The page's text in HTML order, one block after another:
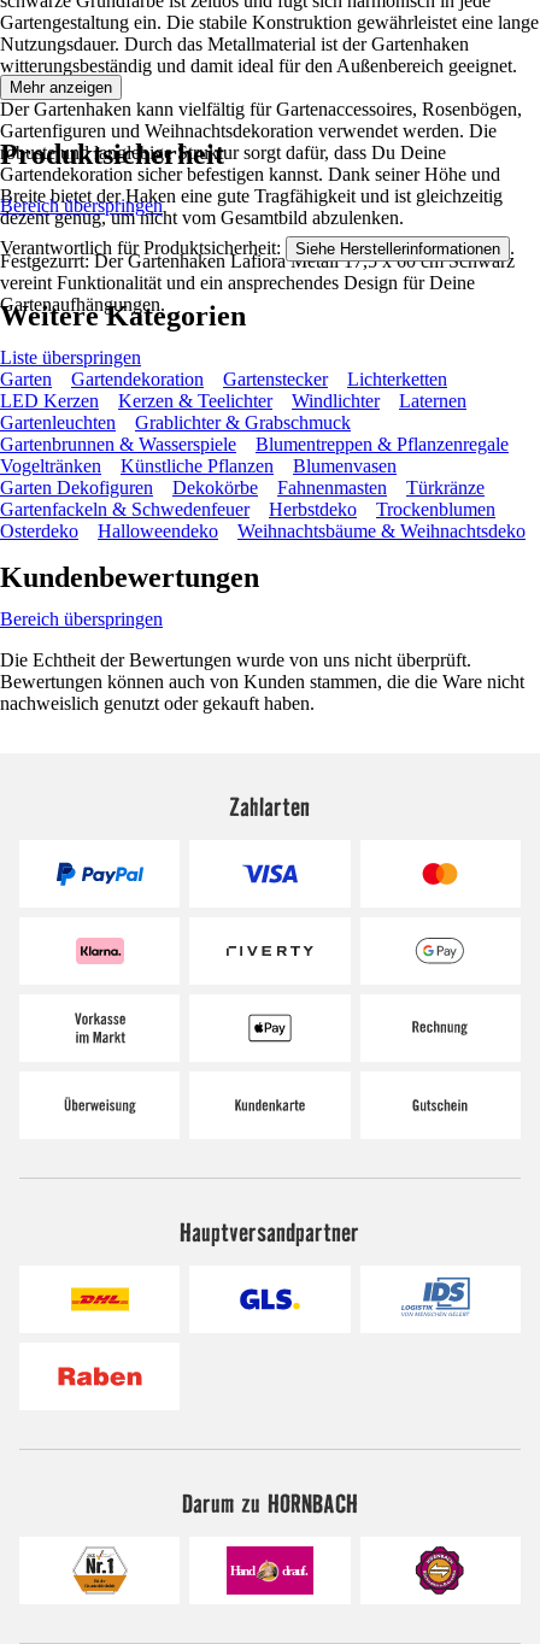
Gartengestaltung ein. Die stabile Konstruktion gewährleistet eine lange
Nutzungsdauer. Durch das Metallmaterial ist der Gartenhaken
witterungsbeständig und damit ideal für den Außenbereich geeignet.
Der Gartenhaken kann vielfältig für Gartenaccessoires, Rosenbögen,
Gartenfiguren und Weihnachtsdekoration verwendet werden. Die
robuste und langlebige Struktur sorgt dafür, dass Du Deine
Gartendekoration sicher befestigen kannst. Dank seiner Höhe und
Breite bietet der Haken eine gute Tragfähigkeit und ist gleichzeitig
dezent genug, um nicht vom Gesamtbild abzulenken.
Festgezurrt: Der Gartenhaken Lafiora Metall 17,5 x 60 cm Schwarz
vereint Funktionalität und ein ansprechendes Design für Deine
Gartenaufhängungen.
Mehr anzeigen
Produktsicherheit
Bereich überspringen
Verantwortlich für Produktsicherheit: Siehe Herstellerinformationen .
Weitere Kategorien
Liste überspringen
Garten
Gartendekoration Gartenstecker
Lichterketten
LED Kerzen
Kerzen & Teelichter Windlichter
Laternen
Gartenleuchten
Grablichter & Grabschmuck
Gartenbrunnen & Wasserspiele
Blumentreppen & Pflanzenregale
Vogeltränken
Künstliche Pflanzen
Blumenvasen
Garten Dekofiguren
Dekokörbe Fahnenmasten
Türkränze
Gartenfackeln & Schwedenfeuer
Herbstdeko
Trockenblumen
Osterdeko
Halloweendeko Weihnachtsbäume & Weihnachtsdeko
Kundenbewertungen
Bereich überspringen
Die Echtheit der Bewertungen wurde von uns nicht überprüft.
Bewertungen können auch von Kunden stammen, die die Ware nicht
nachweislich genutzt oder gekauft haben.
Zahlarten
Hauptversandpartner
Darum zu HORNBACH